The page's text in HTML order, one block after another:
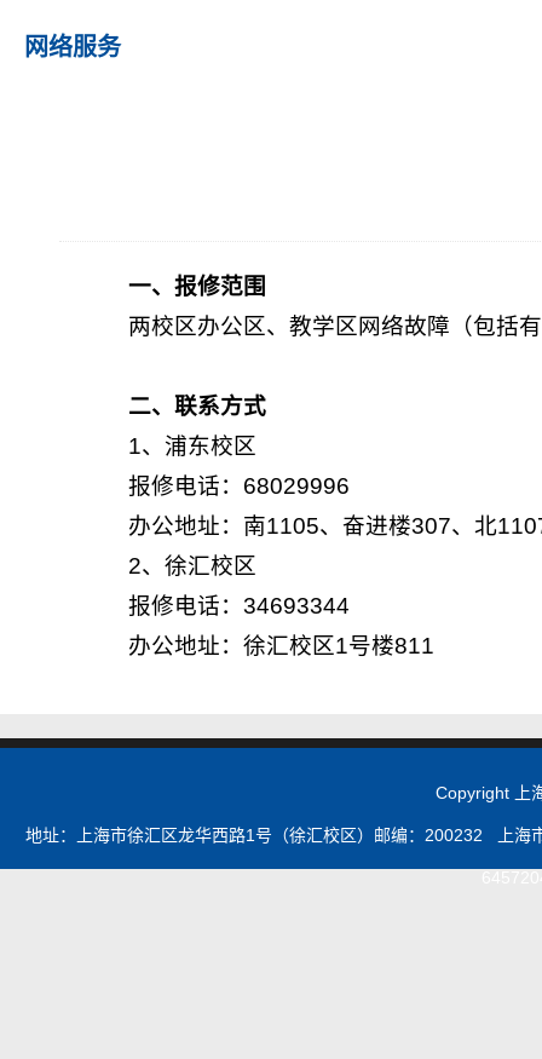
网络服务
一、报修范围
两校区办公区、教学区网络故障（包括
二、联系方式
1、浦东校区
报修电话：68029996
办公地址：南1105、奋进楼307、北
2、徐汇校区
报修电话：34693344
办公地址：徐汇校区1号楼811
Copyright 上
地址：上海市徐汇区龙华西路1号（徐汇校区）邮编：200232 上